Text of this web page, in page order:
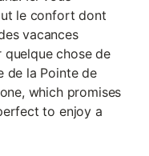
le confort dont
vacances
quelque chose de
de la Pointe de
which promises
to enjoy a